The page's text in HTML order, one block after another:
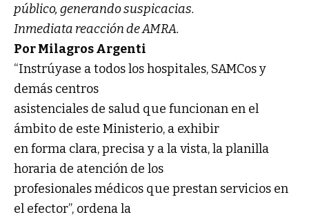
público, generando suspicacias.
Inmediata reacción de AMRA.
Por Milagros Argenti
“Instrúyase a todos los hospitales, SAMCos y
demás centros
asistenciales de salud que funcionan en el
ámbito de este Ministerio, a exhibir
en forma clara, precisa y a la vista, la planilla
horaria de atención de los
profesionales médicos que prestan servicios en
el efector”, ordena la